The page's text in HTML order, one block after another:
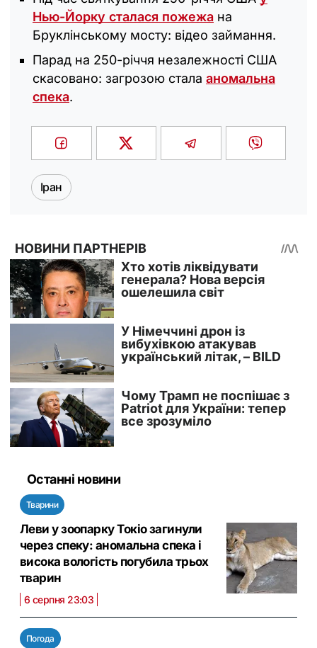
Нью-Йорку сталася пожежа на
Бруклінському мосту: відео займання.
Парад на 250-річчя незалежності США
скасовано: загрозою стала аномальна
спека.
Іран
Останні новини
Тварини
Леви у зоопарку Токіо загинули
через спеку: аномальна спека і
висока вологість погубила трьох
тварин
6 серпня 23:03
Погода